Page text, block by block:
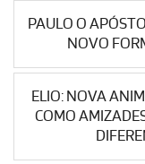
PAULO O
NOVO
ELIO: NOVA
COMO